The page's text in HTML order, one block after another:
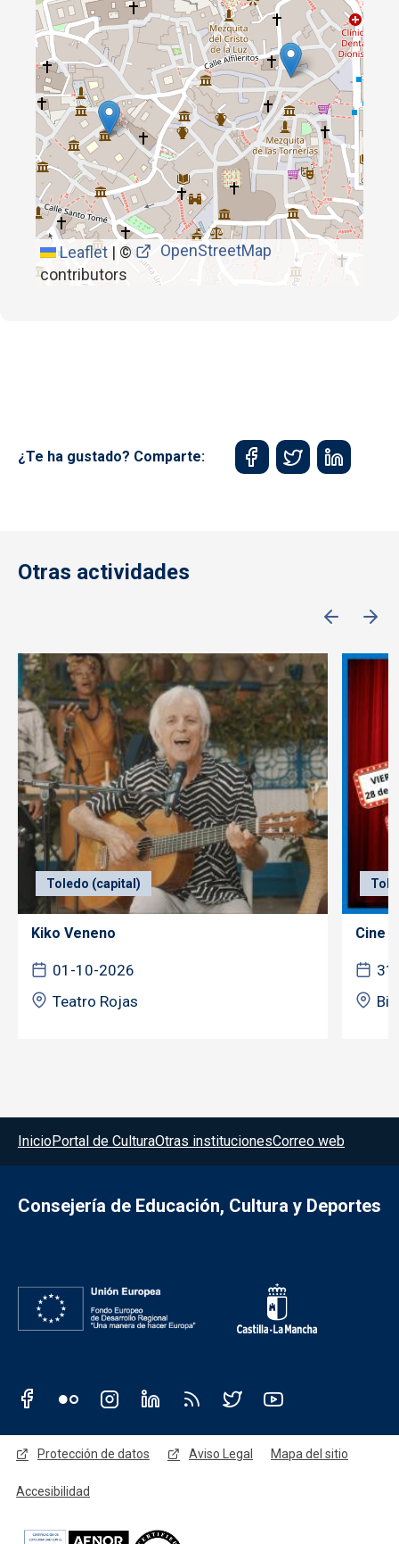
Leaflet | ©
OpenStreetMap
contributors
¿Te ha gustado? Comparte:
Otras actividades
Toledo (capital)
Kiko Veneno
01-10-2026
Teatro Rojas
Cine
Menú del pie
InicioPortal de CulturaOtras institucionesCorreo web
Consejería de Educación, Cultura y Deportes
Redes sociales JCCM
Menú legal
Protección de datos Aviso Legal Mapa del sitio
Accesibilidad